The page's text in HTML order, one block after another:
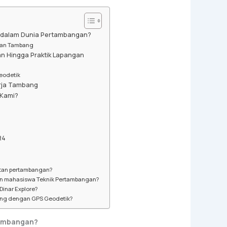
Dunia Pertambangan?
Tambang
Hingga Praktik Lapangan
Tambang
pertambangan?
mahasiswa Teknik Pertambangan?
Explore?
dengan GPS Geodetik?